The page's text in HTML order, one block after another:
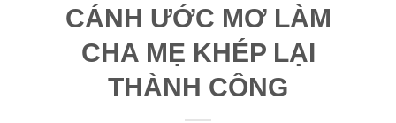
CÁNH ƯỚC MƠ LÀM
CHA MẸ KHÉP LẠI
THÀNH CÔNG